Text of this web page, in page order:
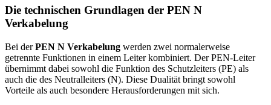
Die technischen Grundlagen der PEN N
Verkabelung
Bei derPEN N Verkabelung werden zwei normalerweise
getrennte Funktionen in einem Leiter kombiniert. Der PEN-Leiter
übernimmt dabei sowohl die Funktion des Schutzleiters (PE) als
auch die des Neutralleiters (N). Diese Dualität bringt sowohl
Vorteile als auch besondere Herausforderungen mit sich.